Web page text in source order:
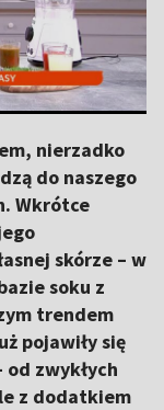
nierzadko
do naszego
Wkrótce
skórze – w
soku z
trendem
pojawiły się
zwykłych
z dodatkiem